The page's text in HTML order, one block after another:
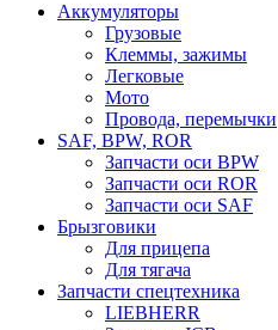
Аккумуляторы
Грузовые
Клеммы, зажимы
Легковые
Мото
Провода, перемычки
SAF, BPW, ROR
Запчасти оси BPW
Запчасти оси ROR
Запчасти оси SAF
Брызговики
Для прицепа
Для тягача
Запчасти спецтехника
LIEBHERR